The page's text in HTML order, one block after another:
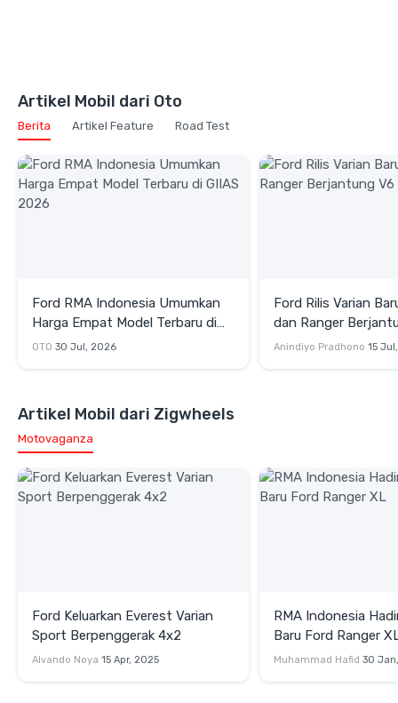
Artikel Mobil dari Oto
Berita Artikel Feature Road Test
Ford RMA Indonesia Umumkan
Harga Empat Model Terbaru di
GIIAS 2026
OTO 30 Jul, 2026
Ford Rilis Varian
dan Ranger
Anindiyo Pradhono 15
Artikel Mobil dari Zigwheels
Motovaganza
Ford Keluarkan Everest Varian
Sport Berpenggerak 4x2
Alvando Noya 15 Apr, 2025
RMA Indonesia
Baru Ford Ranger
Muhammad Hafid 30